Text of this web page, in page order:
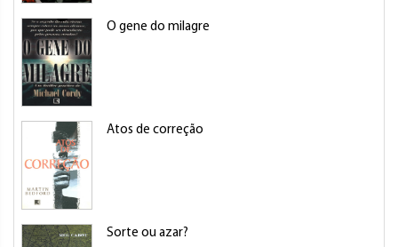
O gene do milagre
Atos de correção
Sorte ou azar?